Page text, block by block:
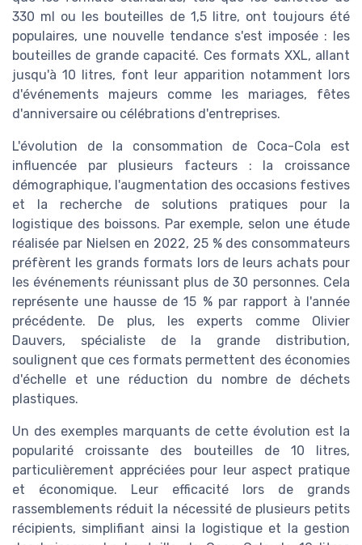
330 ml ou les bouteilles de 1,5 litre, ont toujours été
populaires, une nouvelle tendance s'est imposée : les
bouteilles de grande capacité. Ces formats XXL, allant
jusqu'à 10 litres, font leur apparition notamment lors
d'événements majeurs comme les mariages, fêtes
d'anniversaire ou célébrations d'entreprises.
L'évolution de la consommation de Coca-Cola est
influencée par plusieurs facteurs : la croissance
démographique, l'augmentation des occasions festives
et la recherche de solutions pratiques pour la
logistique des boissons. Par exemple, selon une étude
réalisée par Nielsen en 2022, 25 % des consommateurs
préfèrent les grands formats lors de leurs achats pour
les événements réunissant plus de 30 personnes. Cela
représente une hausse de 15 % par rapport à l'année
précédente. De plus, les experts comme Olivier
Dauvers, spécialiste de la grande distribution,
soulignent que ces formats permettent des économies
d'échelle et une réduction du nombre de déchets
plastiques.
Un des exemples marquants de cette évolution est la
popularité croissante des bouteilles de 10 litres,
particulièrement appréciées pour leur aspect pratique
et économique. Leur efficacité lors de grands
rassemblements réduit la nécessité de plusieurs petits
récipients, simplifiant ainsi la logistique et la gestion